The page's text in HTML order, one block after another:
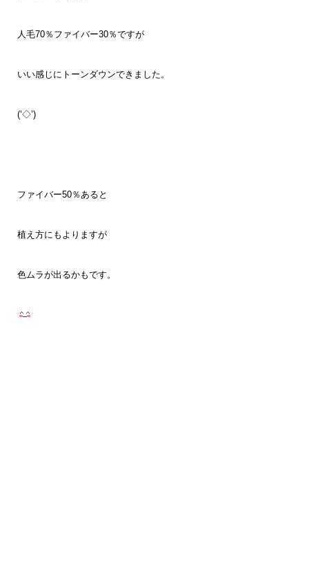
人毛70％ファイバー30％ですが
いい感じにトーンダウンできました。
(‘◇’)ゞ
ファイバー50％あると
植え方にもよりますが
色ムラが出るかもです。